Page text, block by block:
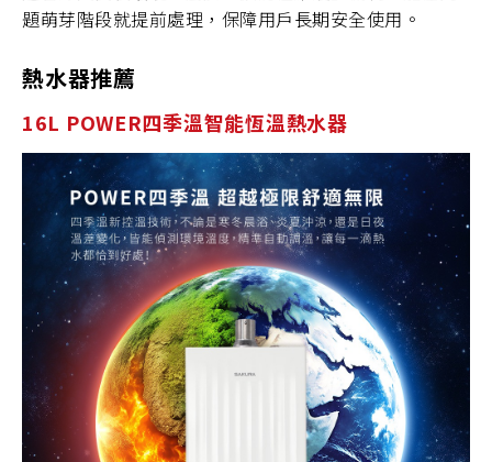
題萌芽階段就提前處理，保障用戶長期安全使用。
熱水器推薦
16L POWER四季溫智能恆溫熱水器